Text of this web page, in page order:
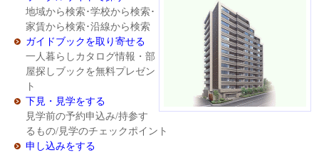
地域から検索･学校から検索･
家賃から検索･沿線から検索
ガイドブックを取り寄せる
一人暮らしカタログ情報・部
屋探しブックを無料プレゼン
ト
下見・見学をする
見学前の予約申込み/持参す
るもの/見学のチェックポイント
申し込みをする